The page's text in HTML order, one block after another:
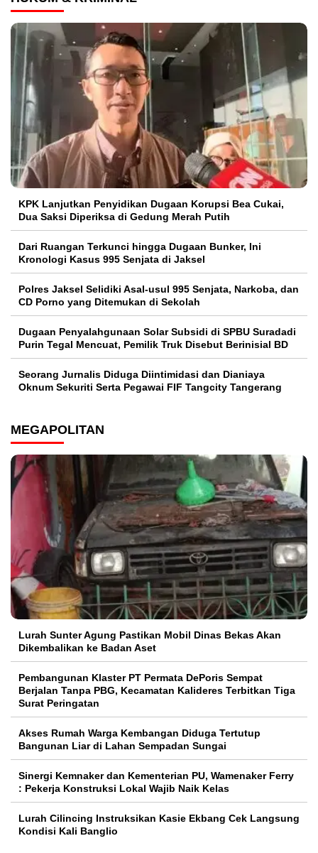
KPK Lanjutkan Penyidikan Dugaan Korupsi Bea Cukai,
Dua Saksi Diperiksa di Gedung Merah Putih
Dari Ruangan Terkunci hingga Dugaan Bunker, Ini
Kronologi Kasus 995 Senjata di Jaksel
Polres Jaksel Selidiki Asal-usul 995 Senjata, Narkoba, dan
CD Porno yang Ditemukan di Sekolah
‎Dugaan Penyalahgunaan Solar Subsidi di SPBU Suradadi
Purin Tegal Mencuat, Pemilik Truk Disebut Berinisial BD
Seorang Jurnalis Diduga Diintimidasi dan Dianiaya
Oknum Sekuriti Serta Pegawai FIF Tangcity Tangerang
MEGAPOLITAN
Lurah Sunter Agung Pastikan Mobil Dinas Bekas Akan
Dikembalikan ke Badan Aset
Pembangunan Klaster PT Permata DePoris Sempat
Berjalan Tanpa PBG, Kecamatan Kalideres Terbitkan Tiga
Surat Peringatan
Akses Rumah Warga Kembangan Diduga Tertutup
Bangunan Liar di Lahan Sempadan Sungai
Sinergi Kemnaker dan Kementerian PU, Wamenaker Ferry
: Pekerja Konstruksi Lokal Wajib Naik Kelas
Lurah Cilincing Instruksikan Kasie Ekbang Cek Langsung
Kondisi Kali Banglio